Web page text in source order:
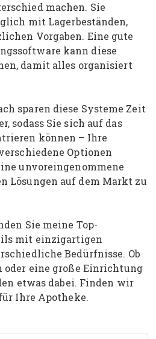
machen. Sie
mit Lagerbeständen,
Vorgaben. Eine gute
kann diese
damit alles organisiert
sparen diese Systeme Zeit
sodass Sie sich auf das
können – Ihre
Optionen
unvoreingenommene
Lösungen auf dem Markt zu
Sie meine Top-
mit einzigartigen
Bedürfnisse. Ob
oder eine große Einrichtung
etwas dabei. Finden wir
Ihre Apotheke.